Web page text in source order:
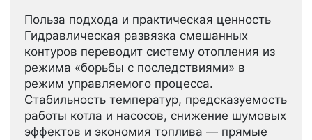
Польза подхода и практическая ценность
Гидравлическая развязка смешанных
контуров переводит систему отопления из
режима «борьбы с последствиями» в
режим управляемого процесса.
Стабильность температур, предсказуемость
работы котла и насосов, снижение шумовых
эффектов и экономия топлива — прямые